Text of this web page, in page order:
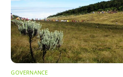
GOVERNANCE